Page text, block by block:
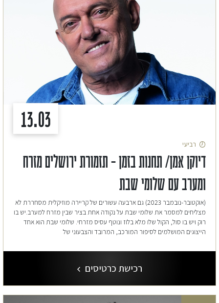
13.03
רביעי
דיוקן אמן/ תחנות בזמן – תזמורת ירושלים מזרח
ומערב עם שלומי שבת
(אוקטובר-נובמבר 2023) גם ארבעה עשורים של קריירה מוזיקלית מסחררת לא
מצליחים למסמר את שלומי שבת על נקודה אחת בציר שבין מזרח למערב.יש בו
רוק ויש בו סול, הקול שלו מלא בלוז ונוטף עסיס מזרחי. שלומי שבת הוא אחד
הייצוגים המושלמים לסיפור המורכב, המרובד והצבעוני של
רכישת כרטיסים